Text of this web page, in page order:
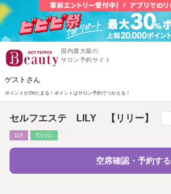
国内最大級の
サロン予約サイト
ゲストさん
ポイントが1%たまる！ ポイントはサロン予約でつかえる！
セルフエステ LILY 【リリー】
ｴｽﾃ ﾘﾌﾚｯｼｭ
空席確認・予約する